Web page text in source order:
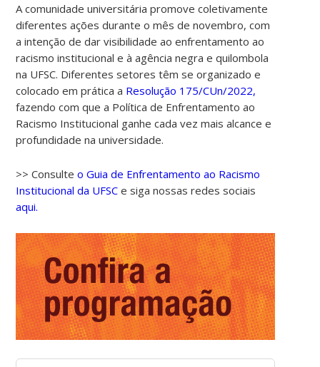
A comunidade universitária promove coletivamente
diferentes ações durante o mês de novembro, com
a intenção de dar visibilidade ao enfrentamento ao
racismo institucional e à agência negra e quilombola
na UFSC. Diferentes setores têm se organizado e
colocado em prática a Resolução 175/CUn/2022,
fazendo com que a Política de Enfrentamento ao
Racismo Institucional ganhe cada vez mais alcance e
profundidade na universidade.
>> Consulteo Guia de Enfrentamento ao Racismo
Institucional da UFSC e siga nossas redes sociais
aqui.